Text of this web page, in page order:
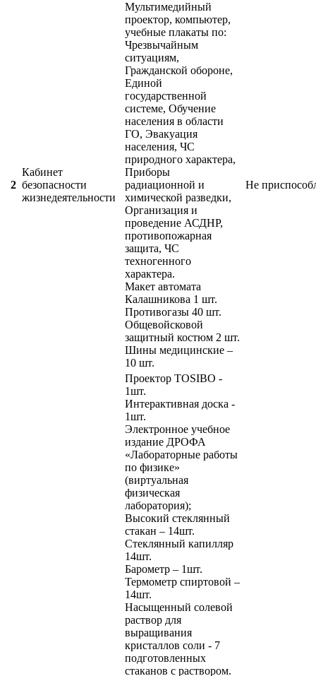
2
Кабинет
безопасности
жизнедеятельности
Мультимедийный
проектор, компьютер,
учебные плакаты по:
Чрезвычайным
ситуациям,
Гражданской обороне,
Единой
государственной
системе, Обучение
населения в области
ГО, Эвакуация
населения, ЧС
природного характера,
Приборы
радиационной и
химической разведки,
Организация и
проведение АСДНР,
противопожарная
защита, ЧС
техногенного
характера.
Макет автомата
Калашникова 1 шт.
Противогазы 40 шт.
Общевойсковой
защитный костюм 2 шт.
Шины медицинские –
10 шт.
Не
Проектор TOSIBO -
1шт.
Интерактивная доска -
1шт.
Электронное учебное
издание ДРОФА
«Лабораторные работы
по физике»
(виртуальная
физическая
лаборатория);
Высокий стеклянный
стакан – 14шт.
Стеклянный капилляр
14шт.
Барометр – 1шт.
Термометр спиртовой –
14шт.
Насыщенный солевой
раствор для
выращивания
кристаллов соли - 7
подготовленных
стаканов с раствором.